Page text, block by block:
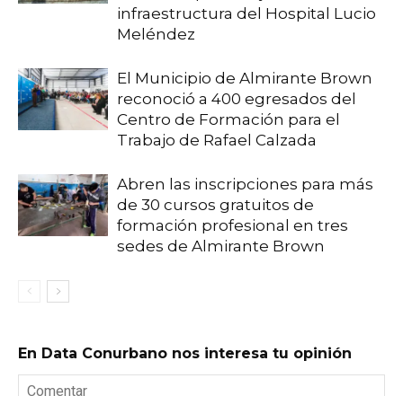
infraestructura del Hospital Lucio
Meléndez
El Municipio de Almirante Brown
reconoció a 400 egresados del
Centro de Formación para el
Trabajo de Rafael Calzada
Abren las inscripciones para más
de 30 cursos gratuitos de
formación profesional en tres
sedes de Almirante Brown
En Data Conurbano nos interesa tu opinión